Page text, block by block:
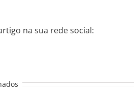
na sua rede social: